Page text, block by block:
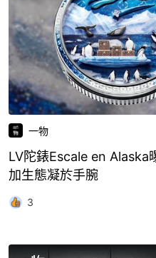
一物
LV陀錶Escale en Alaska
加生態凝於手腕
3